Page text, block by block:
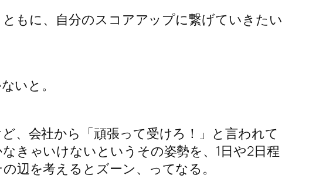
もに、自分のスコアアップに繋げていきたい
いと。
、会社から「頑張って受けろ！」と言われて
きゃいけないというその姿勢を、1日や2日程
辺を考えるとズーン、ってなる。